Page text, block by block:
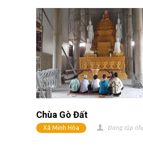
Chùa Gò Đất
Xã Minh Hòa Đang cập